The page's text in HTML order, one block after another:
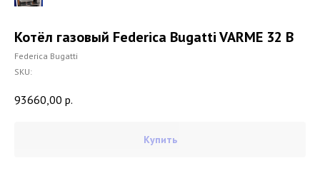
Котёл газовый Federica Bugatti VARME 32 B
Federica Bugatti
SKU:
93660,00 р.
Купить